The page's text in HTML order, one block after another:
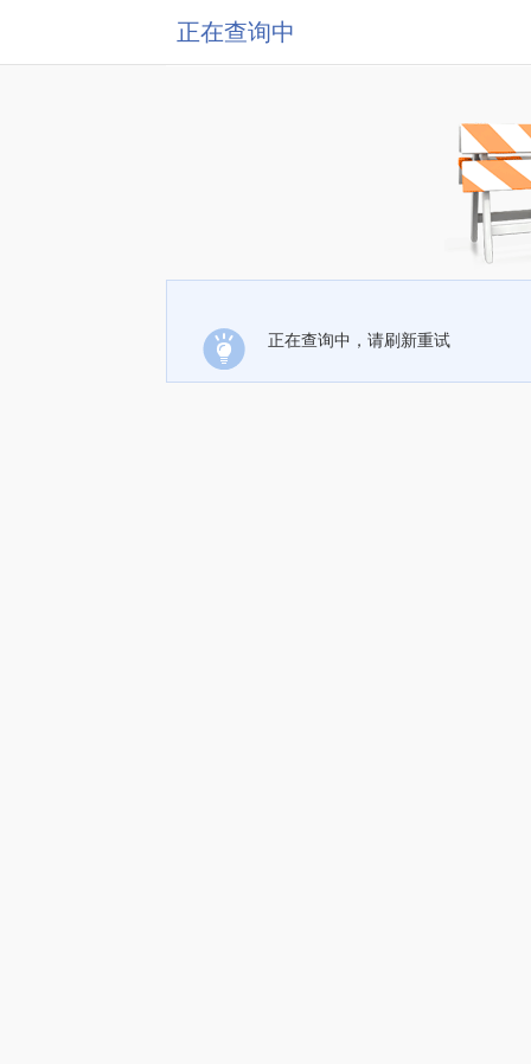
正在查询中
正在查询中，请刷新重试